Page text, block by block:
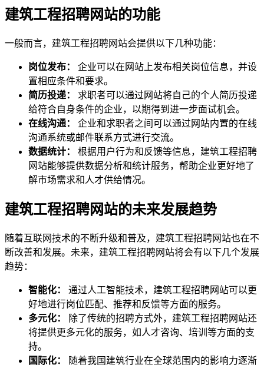
建筑工程招聘网站的功能
一般而言，建筑工程招聘网站会提供以下几种功能：
岗位发布： 企业可以在网站上发布相关岗位信息，并设
置相应条件和要求。
简历投递： 求职者可以通过网站将自己的个人简历投递
给符合自身条件的企业，以期得到进一步面试机会。
在线沟通： 企业和求职者之间可以通过网站内置的在线
沟通系统或邮件联系方式进行交流。
数据统计： 根据用户行为和反馈等信息，建筑工程招聘
网站能够提供数据分析和统计服务，帮助企业更好地了
解市场需求和人才供给情况。
建筑工程招聘网站的未来发展趋势
随着互联网技术的不断升级和普及，建筑工程招聘网站也在不
断改善和发展。未来，建筑工程招聘网站将会有以下几个发展
趋势：
智能化： 通过人工智能技术，建筑工程招聘网站可以更
好地进行岗位匹配、推荐和反馈等方面的服务。
多元化：
除了传统的招聘方式外，建筑工程招聘网站还
将提供更多元化的服务，如人才咨询、培训等方面的支
持。
国际化：
随着我国建筑行业在全球范围内的影响力逐渐